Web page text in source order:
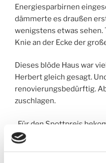
Energiesparbirnen
dämmerte es draußen
wenigstens etwas sehen.
Knie an der Ecke der
Dieses blöde Haus war
Herbert gleich gesagt.
renovierungsbedürftig.
zuschlagen.
„Für den Spottpreis
Villa mit einem